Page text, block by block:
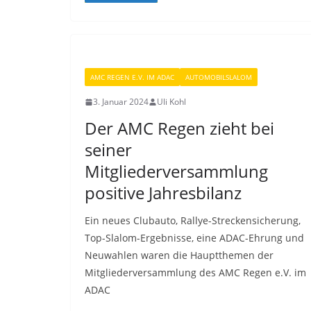
AMC REGEN E.V. IM ADAC AUTOMOBILSLALOM
3. Januar 2024 Uli Kohl
Der AMC Regen zieht bei
seiner
Mitgliederversammlung
positive Jahresbilanz
Ein neues Clubauto, Rallye-Streckensicherung,
Top-Slalom-Ergebnisse, eine ADAC-Ehrung und
Neuwahlen waren die Hauptthemen der
Mitgliederversammlung des AMC Regen e.V. im
ADAC